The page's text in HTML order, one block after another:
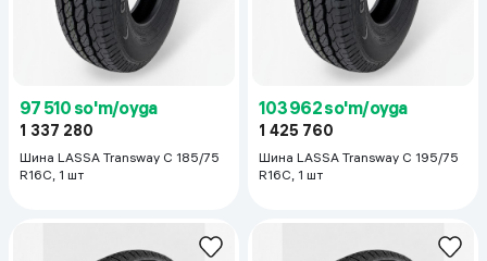
97 510 so'm/oyga
1 337 280
Шина LASSA Transway C 185/75
R16C, 1 шт
103 962 so'm/oyga
1 425 760
Шина LASSA Transway C 195/75
R16С, 1 шт